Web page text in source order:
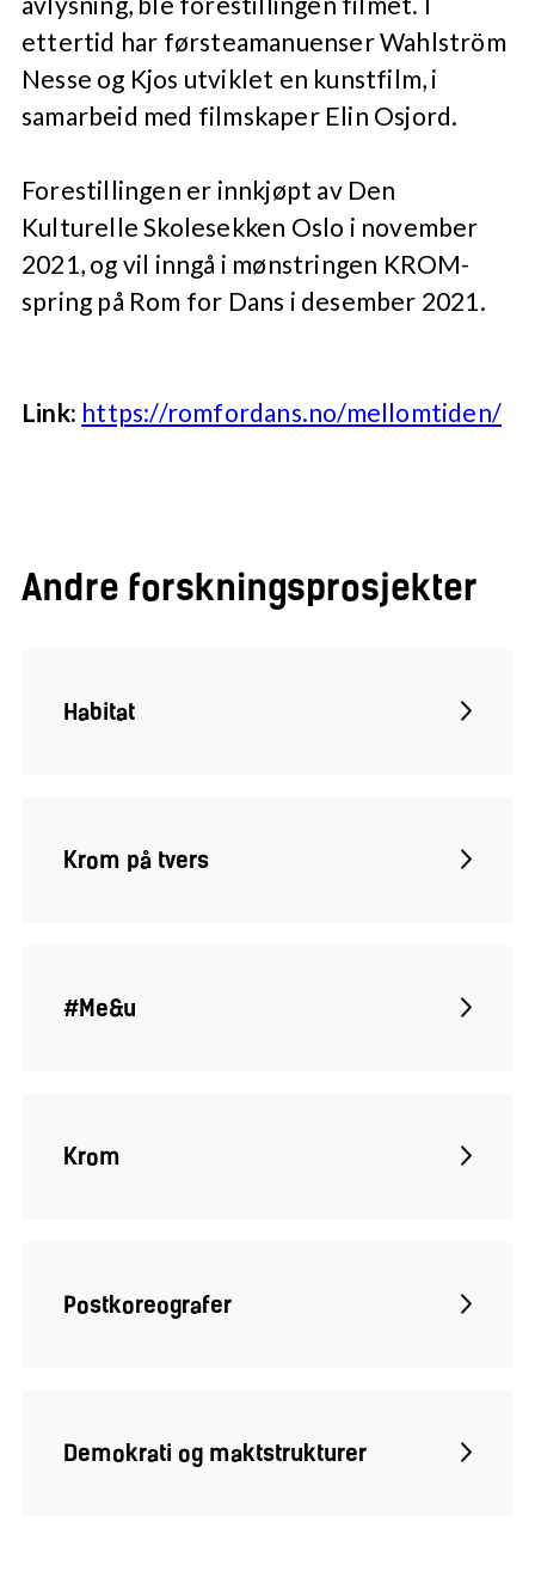
ettertid har førsteamanuenser Wahlström
Nesse og Kjos utviklet en kunstfilm, i
samarbeid med filmskaper Elin Osjord.
Forestillingen er innkjøpt av Den
Kulturelle Skolesekken Oslo i november
2021, og vil inngå i mønstringen KROM-
spring på Rom for Dans i desember 2021.
Link: https://romfordans.no/mellomtiden/
Andre forskningsprosjekter
Habitat
Krom på tvers
#Me&u
Krom
Postkoreografer
Demokrati og maktstrukturer